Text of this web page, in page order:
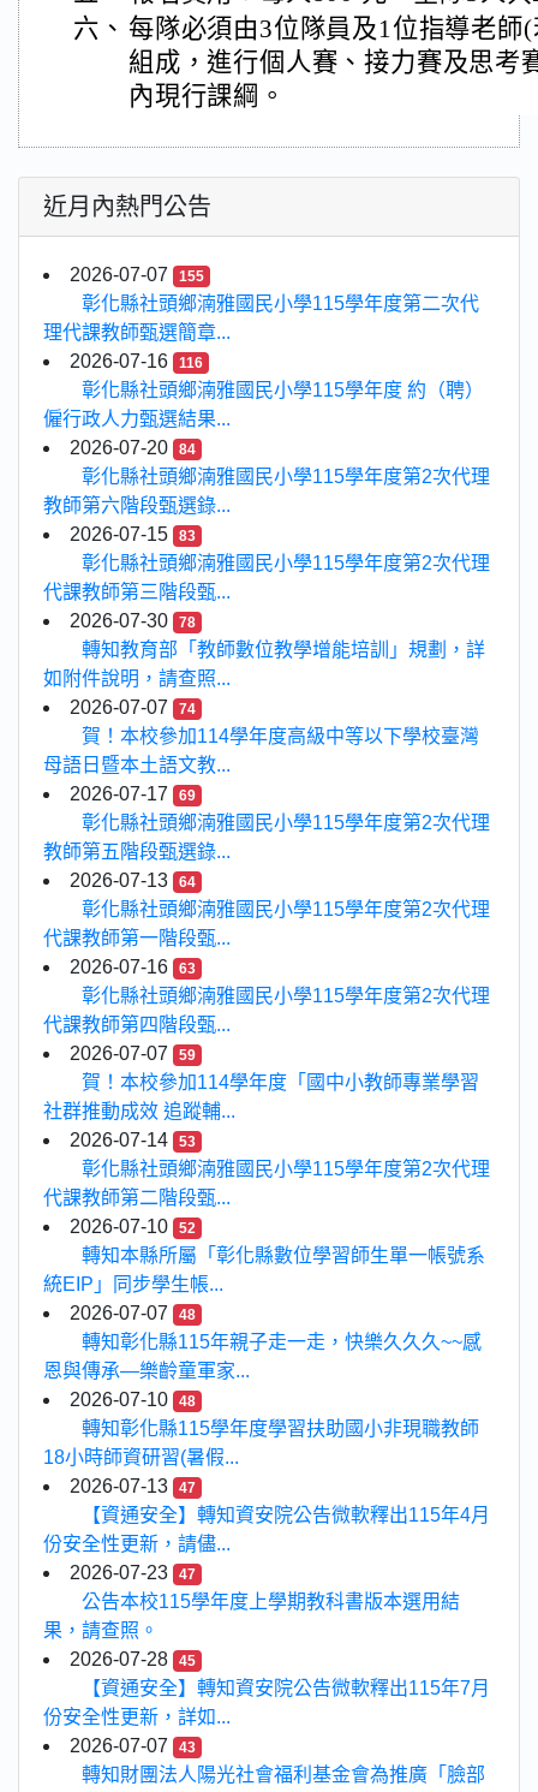
六、 每隊必須由3位隊員及1位指導老師
組成，進行個人賽、接力賽及思考
內現行課綱。
近月內熱門公告
2026-07-07 155
彰化縣社頭鄉湳雅國民小學115學年度第二次代
理代課教師甄選簡章...
2026-07-16
116
彰化縣社頭鄉湳雅國民小學115學年度 約（聘）
僱行政人力甄選結果...
2026-07-20
84
彰化縣社頭鄉湳雅國民小學115學年度第2次代理
教師第六階段甄選錄...
2026-07-15
83
彰化縣社頭鄉湳雅國民小學115學年度第2次代理
代課教師第三階段甄...
2026-07-30
78
轉知教育部「教師數位教學增能培訓」規劃，詳
如附件說明，請查照...
2026-07-07
74
賀！本校參加114學年度高級中等以下學校臺灣
母語日暨本土語文教...
2026-07-17
69
彰化縣社頭鄉湳雅國民小學115學年度第2次代理
教師第五階段甄選錄...
2026-07-13
64
彰化縣社頭鄉湳雅國民小學115學年度第2次代理
代課教師第一階段甄...
2026-07-16
63
彰化縣社頭鄉湳雅國民小學115學年度第2次代理
代課教師第四階段甄...
2026-07-07
59
賀！本校參加114學年度「國中小教師專業學習
社群推動成效 追蹤輔...
2026-07-14
53
彰化縣社頭鄉湳雅國民小學115學年度第2次代理
代課教師第二階段甄...
2026-07-10
52
轉知本縣所屬「彰化縣數位學習師生單一帳號系
統EIP」同步學生帳...
2026-07-07
48
轉知彰化縣115年親子走一走，快樂久久久~~感
恩與傳承—樂齡童軍家...
2026-07-10
48
轉知彰化縣115學年度學習扶助國小非現職教師
18小時師資研習(暑假...
2026-07-13
47
【資通安全】轉知資安院公告微軟釋出115年4月
份安全性更新，請儘...
2026-07-23
47
公告本校115學年度上學期教科書版本選用結
果，請查照。
2026-07-28
45
【資通安全】轉知資安院公告微軟釋出115年7月
份安全性更新，詳如...
2026-07-07
43
轉知財團法人陽光社會福利基金會為推廣「臉部